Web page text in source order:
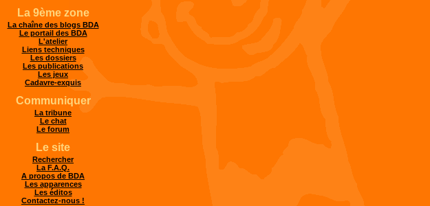
La 9ème zone
La chaîne des blogs BDA
Le portail des BDA
L'atelier
Liens techniques
Les dossiers
Les publications
Les jeux
Cadavre-exquis
Communiquer
La tribune
Le chat
Le forum
Le site
Rechercher
La F.A.Q.
A propos de BDA
Les apparences
Les éditos
Contactez-nous !